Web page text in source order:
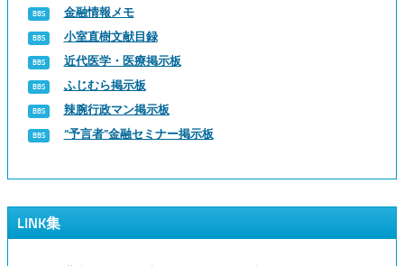
金融情報メモ
小室直樹文献目録
近代医学・医療掲示板
ふじむら掲示板
辣腕行政マン掲示板
“予言者”金融セミナー掲示板
LINK集